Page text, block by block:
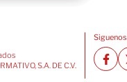
S.A. DE C.V.